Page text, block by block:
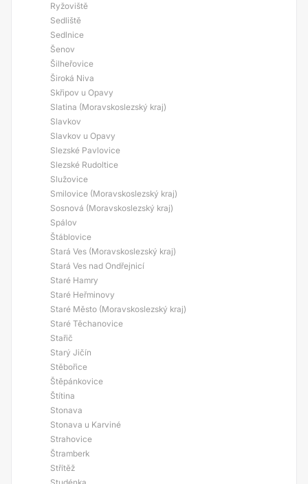
Ryžoviště
Sedliště
Sedlnice
Šenov
Šilheřovice
Široká Niva
Skřipov u Opavy
Slatina (Moravskoslezský kraj)
Slavkov
Slavkov u Opavy
Slezské Pavlovice
Slezské Rudoltice
Služovice
Smilovice (Moravskoslezský kraj)
Sosnová (Moravskoslezský kraj)
Spálov
Štáblovice
Stará Ves (Moravskoslezský kraj)
Stará Ves nad Ondřejnicí
Staré Hamry
Staré Heřminovy
Staré Město (Moravskoslezský kraj)
Staré Těchanovice
Stařič
Starý Jičín
Stěbořice
Štěpánkovice
Štítina
Stonava
Stonava u Karviné
Strahovice
Štramberk
Střítěž